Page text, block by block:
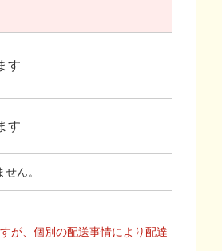
す
す
ん。
が、個別の配送事情により配達